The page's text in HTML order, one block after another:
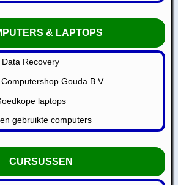
& LAPTOPS
Data Recovery
Gouda B.V.
laptops
gebruikte computers
CURSUSSEN